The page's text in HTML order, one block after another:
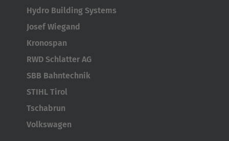
Hydro Building Systems
Josef Wiegand
Kronospan
RWD Schlatter AG
SBB Bahntechnik
STIHL Tirol
Tschabrun
Volkswagen